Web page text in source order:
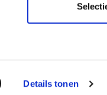
Details tonen